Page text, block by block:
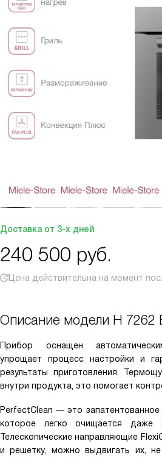
Доставка от 3-х дней
240 500 руб.
Цена действительна на момент
Описание модели H 7262
Прибор оснащен
упрощает процесс настройки и
результаты приготовления.
внутри продукта, это помогает
PerfectClean — это запатентованное
которое легко очищается даже
Телескопические направляющие
и решетку, можно выдвигать их, не